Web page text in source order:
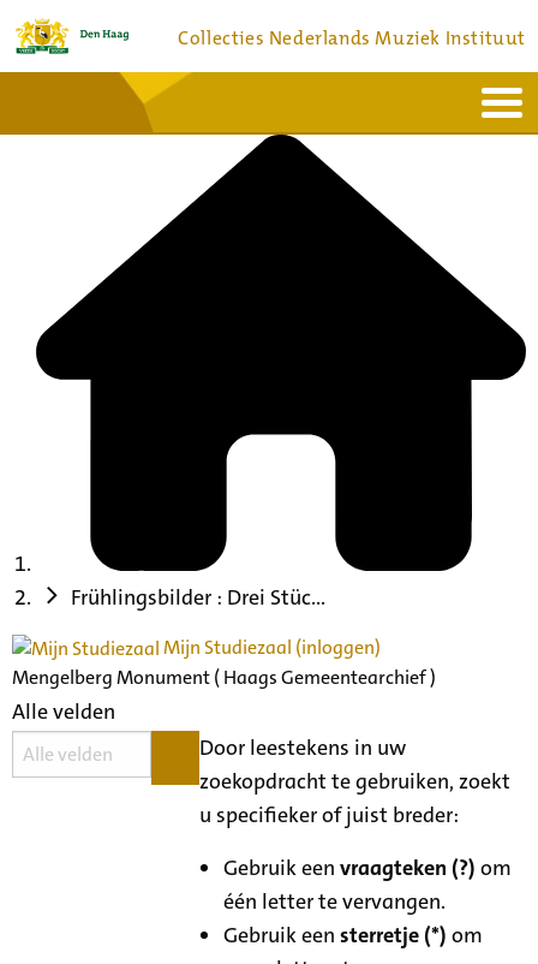
Collecties Nederlands Muziek Instituut
Bronnen en collecties
Frühlingsbilder : Drei Stüc...
Mijn Studiezaal (inloggen)
Mengelberg Monument ( Haags Gemeentearchief )
Alle velden
Door leestekens in uw
zoekopdracht te gebruiken, zoekt
u specifieker of juist breder:
Gebruik eenvraagteken (?) om
één letter te vervangen.
Gebruik eensterretje (*) om